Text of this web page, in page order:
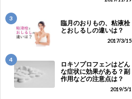
3
臨月のおりもの、粘液栓
とおしるしの違いは？
2017/3/15
4
ロキソプロフェンはどん
な症状に効果がある？副
作用などの注意点は？
2019/5/1